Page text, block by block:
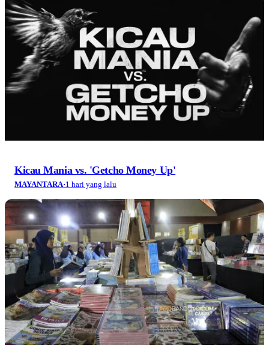
Kicau Mania vs. 'Getcho Money Up'
MAYANTARA·1 hari yang lalu